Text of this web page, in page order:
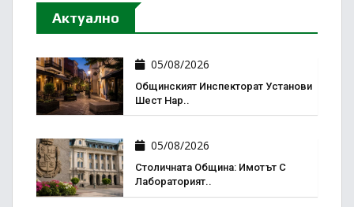
Актуално
05/08/2026
Общинският Инспекторат Установи
Шест Нар..
05/08/2026
Столичната Община: Имотът С
Лабораторият..